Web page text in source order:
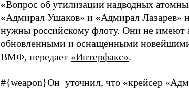
«Вопрос об утилизации надводных
«Адмирал Ушаков» и «Адмирал Лазарев»
нужны российскому флоту. Они не имеют
обновленными и оснащенными
ВМФ, передает «Интерфакс».
#{weapon}Он уточнил, что «крейсер